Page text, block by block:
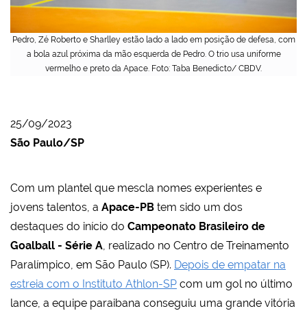
Pedro, Zé Roberto e Sharlley estão lado a lado em posição de defesa, com
a bola azul próxima da mão esquerda de Pedro. O trio usa uniforme
vermelho e preto da Apace. Foto: Taba Benedicto/ CBDV.
25/09/2023
São Paulo/SP
Com um plantel que mescla nomes experientes e
jovens talentos, a Apace-PB tem sido um dos
destaques do início do Campeonato Brasileiro de
Goalball - Série A, realizado no Centro de Treinamento
Paralímpico, em São Paulo (SP). Depois de empatar na
estreia com o Instituto Athlon-SP com um gol no último
lance, a equipe paraibana conseguiu uma grande vitória